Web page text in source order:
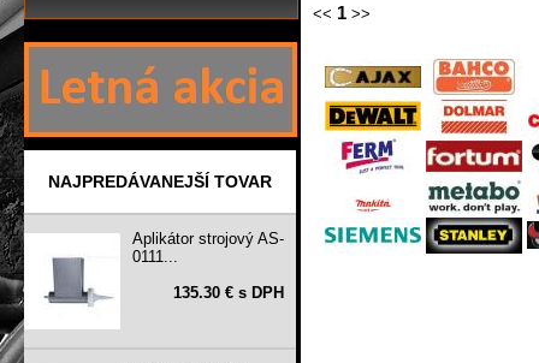
NAJPREDÁVANEJŠÍ TOVAR
Aplikátor strojový AS-
0111...
135.30 € s DPH
<< 1 >>